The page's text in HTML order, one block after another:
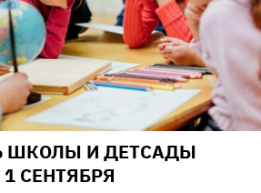
ШКОЛЫ И ДЕТСАДЫ
СЕНТЯБРЯ